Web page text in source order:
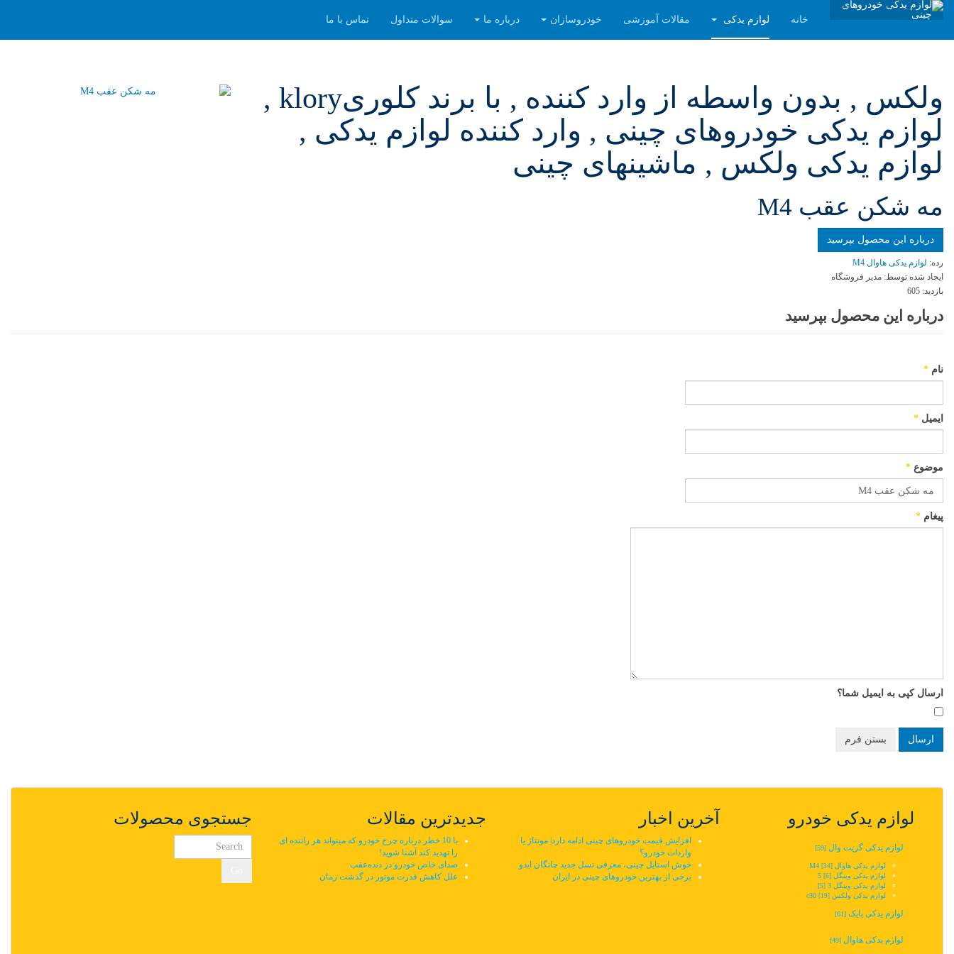
خانه لوازم یدکی مقالات آموزشی خودروسازان درباره ما سوالات متداول تماس با ما
ولکس , بدون واسطه از وارد کننده , با برند کلوریklory ,
لوازم یدکی خودروهای چینی , وارد کننده لوازم یدکی ,
لوازم یدکی ولکس , ماشینهای چینی
مه شکن عقب M4
درباره این محصول بپرسید
رده: لوازم یدکی هاوال M4
ایجاد شده توسط: مدیر فروشگاه
بازدید: 605
درباره این محصول بپرسید
نام *
ایمیل *
موضوع *
پیغام *
ارسال کپی به ایمیل شما؟
ارسال بستن فرم
لوازم یدکی خودرو
لوازم یدکی گریت وال [59]
لوازم یدکی هاوال M4 [34]
لوازم یدکی وینگل 5‬‎ [6]
لوازم یدکی وینگل 3 [5]
لوازم یدکی ولکس c30 [19]
لوازم یدکی بایک [61]
لوازم یدکی هاوال [49]
آخرین اخبار
افزایش قیمت خودروهای چینی ادامه دارد| مونتاژ یا
واردات خودرو؟
خوش استایل چینی، معرفی نسل جدید چانگان ایدو
برخی از بهترین خودروهای چینی در ایران
جدیدترین مقالات
با 10 خطر درباره چرخ خودرو که میتواند هر راننده ای
را تهدید کند آشنا شوید!
صدای خاص خودرو در دنده‌عقب
علل کاهش قدرت موتور در گذشت زمان
جستجوی محصولات